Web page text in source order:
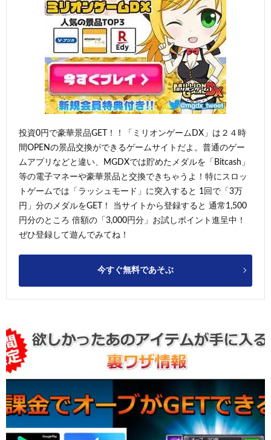
投資0円で豪華景品GET！！「ミリオンゲームDX」は２４時
間OPENの景品交換ができるゲームサイトだよ。普通のゲー
ムアプリなどと違い、MGDXでは貯めたメダルを「Bitcash」
等の電子マネーや豪華景品と交換できちゃうよ！特にスロッ
トゲームでは「ラッシュモード」に突入すると 1回で「3万
円」分のメダルをGET！ 当サイトから登録すると 通常1,500
円分のところ 倍額の「3,000円分」お試しポイント進呈中！
ぜひ登録して遊んでみてね！
今すぐ無料であそぶ